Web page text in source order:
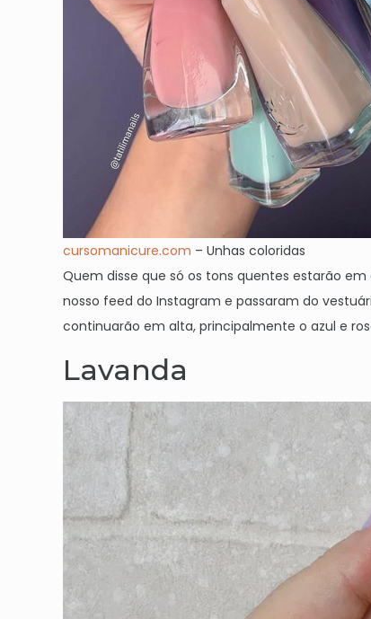
cursomanicure.com – Unhas coloridas
Quem disse que só os tons quentes estarão
nosso feed do Instagram e passaram do
continuarão em alta, principalmente o azul e
Lavanda